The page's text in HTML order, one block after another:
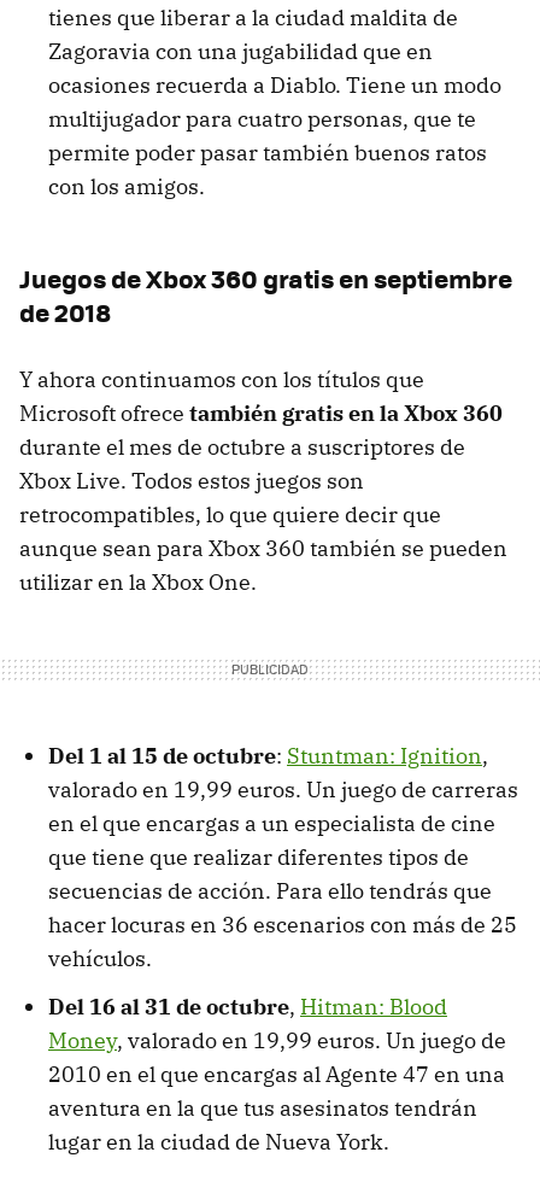
tienes que liberar a la ciudad maldita de
Zagoravia con una jugabilidad que en
ocasiones recuerda a Diablo. Tiene un modo
multijugador para cuatro personas, que te
permite poder pasar también buenos ratos
con los amigos.
Juegos de Xbox 360 gratis en septiembre
de 2018
Y ahora continuamos con los títulos que
Microsoft ofrece también gratis en la Xbox 360
durante el mes de octubre a suscriptores de
Xbox Live. Todos estos juegos son
retrocompatibles, lo que quiere decir que
aunque sean para Xbox 360 también se pueden
utilizar en la Xbox One.
Del 1 al 15 de octubre: Stuntman: Ignition,
valorado en 19,99 euros. Un juego de carreras
en el que encargas a un especialista de cine
que tiene que realizar diferentes tipos de
secuencias de acción. Para ello tendrás que
hacer locuras en 36 escenarios con más de 25
vehículos.
Del 16 al 31 de octubre, Hitman: Blood
Money, valorado en 19,99 euros. Un juego de
2010 en el que encargas al Agente 47 en una
aventura en la que tus asesinatos tendrán
lugar en la ciudad de Nueva York.